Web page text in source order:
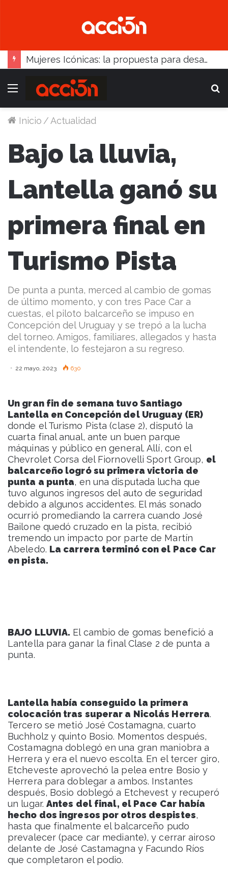
Mujeres Icónicas: la propuesta para desarrollo empresarial femenino que llega a Balcarce
Menú
Inicio /Actualidad
Bajo la lluvia,
Lantella ganó su
primera final en
Turismo Pista
De punta a punta, merced al cambio de gomas
de último momento, y con tres Pace Car a
cuestas, el piloto balcarceño se impuso en
Concepción del Uruguay y se trepó a la lucha
del torneo. Amigos, familiares, allegados y hasta
el intendente, lo festejaron a su regreso.
22 mayo, 2023 630
Un gran fin de semana tuvo Santiago
Lantella en Concepción del Uruguay (ER)
donde el Turismo Pista (clase 2), disputó la
cuarta final anual, ante un buen parque
máquinas y público en general. Allí, con el
Chevrolet Corsa del Fiornovelli Sport Group, el
balcarceño logró su primera victoria de
punta a punta, en una disputada lucha que
tuvo algunos ingresos del auto de seguridad
debido a algunos accidentes. El más sonado
ocurrió promediando la carrera cuando José
Bailone quedó cruzado en la pista, recibió
tremendo un impacto por parte de Martín
Abeledo. La carrera terminó con el Pace Car
en pista.
BAJO LLUVIA. El cambio de gomas benefició a
Lantella para ganar la final Clase 2 de punta a
punta.
Lantella había conseguido la primera
colocación tras superar a Nicolás Herrera.
Tercero se metió José Costamagna, cuarto
Buchholz y quinto Bosio. Momentos después,
Costamagna doblegó en una gran maniobra a
Herrera y era el nuevo escolta. En el tercer giro,
Etcheveste aprovechó la pelea entre Bosio y
Herrera para doblegar a ambos. Instantes
después, Bosio doblegó a Etchevest y recuperó
un lugar. Antes del final, el Pace Car había
hecho dos ingresos por otros despistes,
hasta que finalmente el balcarceño pudo
prevalecer (pace car mediante), y cerrar airoso
delante de José Castamagna y Facundo Ríos
que completaron el podio.